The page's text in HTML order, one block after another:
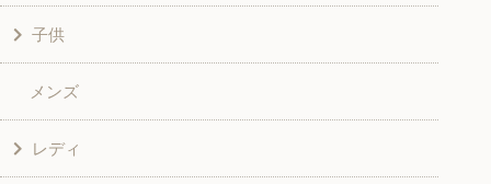
洋服
和風衣類
グッズ
子供
ワンピース
シャツ・ブラウス
メンズ
レディ